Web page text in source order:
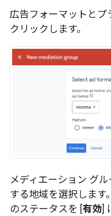
広告フォーマットとプ
クリックします。
メディエーション グ
する地域を選択します
のステータスを [ 有効